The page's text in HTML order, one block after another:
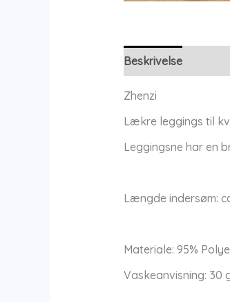
Beskrivelse
Zhenzi
Lækre leggings til
Leggingsne har en
Længde indersøm:
Materiale: 95%
Vaskeanvisning: 30